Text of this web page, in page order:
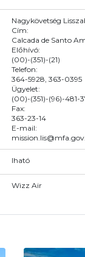
Nagykövetség
Cím:
Calcada de Santo
Előhívó:
(00)-(351)-(21)
Telefon:
364-5928, 363-0395
Ügyelet:
(00)-(351)-(96)-481-
Fax:
363-23-14
E-mail:
Iható
Wizz Air